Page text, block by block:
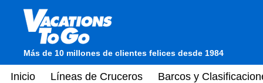
Más de 10 millones de clientes felices desde 1984
Inicio Líneas de Cruceros Barcos y